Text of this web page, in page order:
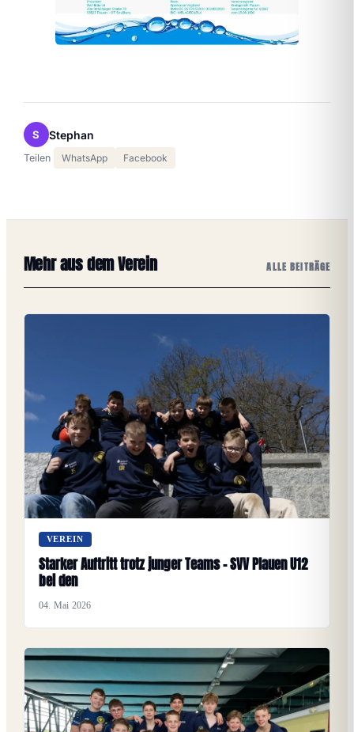
S Stephan
Teilen WhatsApp Facebook
Mehr aus dem Verein ALLE BEITRÄGE
VEREIN
Starker Auftritt trotz junger Teams – SVV Plauen U12
bei den
04. Mai 2026